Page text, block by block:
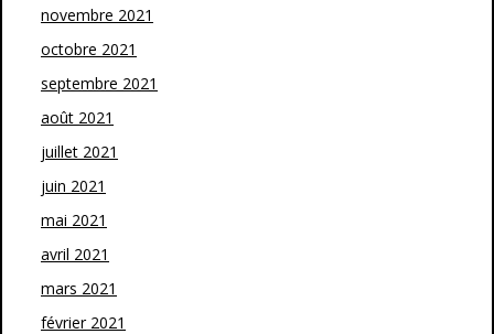
novembre 2021
octobre 2021
septembre 2021
août 2021
juillet 2021
juin 2021
mai 2021
avril 2021
mars 2021
février 2021